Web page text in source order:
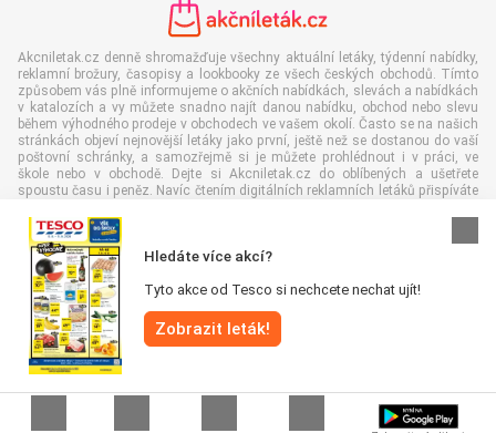
Hledáte více akcí?
Tyto akce od Tesco si nechcete nechat ujít!
Zobrazit leták!
Akcniletak.cz denně shromažďuje všechny aktuální letáky, týdenní nabídky,
reklamní brožury, časopisy a lookbooky ze všech českých obchodů. Tímto
způsobem vás plně informujeme o akčních nabídkách, slevách a nabídkách
v katalozích a vy můžete snadno najít danou nabídku, obchod nebo slevu
během výhodného prodeje v obchodech ve vašem okolí. Často se na našich
stránkách objeví nejnovější letáky jako první, ještě než se dostanou do vaší
poštovní schránky, a samozřejmě si je můžete prohlédnout i v práci, ve
škole nebo v obchodě. Dejte si Akcniletak.cz do oblíbených a ušetřete
spoustu času i peněz. Navíc čtením digitálních reklamních letáků přispíváte
prostředí.
Všechna práva vyhrazena © Akcniletak.cz 2026 |
Podmínky a pravidla